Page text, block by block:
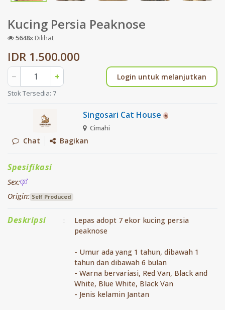
Kucing Persia Peaknose
5648x Dilihat
IDR 1.500.000
Stok Tersedia: 7
Login untuk melanjutkan
Singosari Cat House
Cimahi
Chat Bagikan
Spesifikasi
Sex:
Origin: Self Produced
Deskripsi :
Lepas adopt 7 ekor kucing persia
peaknose
- Umur ada yang 1 tahun, dibawah 1
tahun dan dibawah 6 bulan
- Warna bervariasi, Red Van, Black and
White, Blue White, Black Van
- Jenis kelamin Jantan